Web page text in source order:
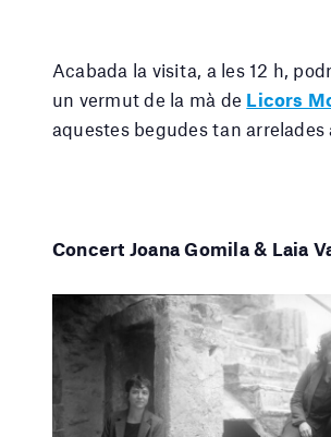
Acabada la visita, a les 12 h,
un vermut de la mà de Licors
aquestes begudes tan arrelades
Concert Joana Gomila & Laia